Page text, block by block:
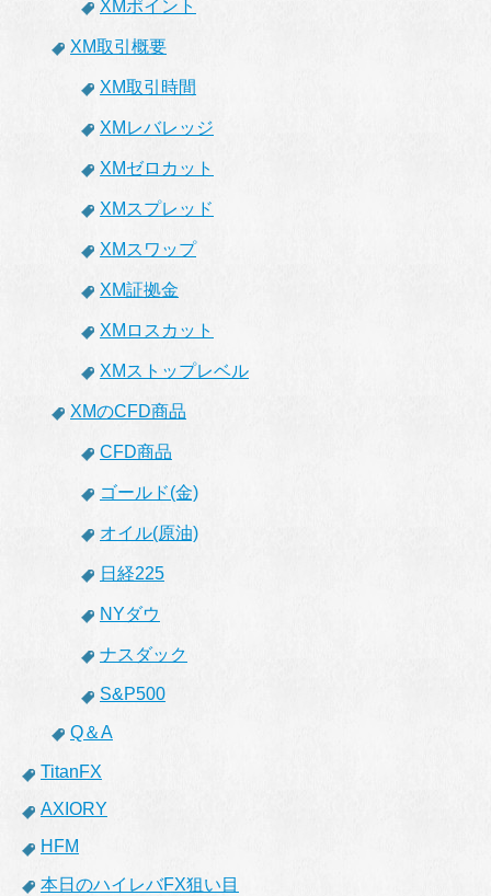
XMポイント
XM取引概要
XM取引時間
XMレバレッジ
XMゼロカット
XMスプレッド
XMスワップ
XM証拠金
XMロスカット
XMストップレベル
XMのCFD商品
CFD商品
ゴールド(金)
オイル(原油)
日経225
NYダウ
ナスダック
S&P500
Q＆A
TitanFX
AXIORY
HFM
本日のハイレバFX狙い目